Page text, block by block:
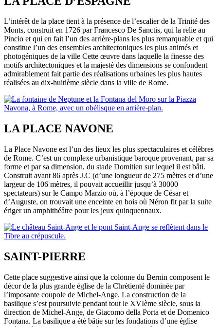
L’intérêt de la place tient à la présence de l’escalier de la Trinité des
Monts, construit en 1726 par Francesco De Sanctis, qui la relie au
Pincio et qui en fait l’un des arrière-plans les plus remarquable et qui
constitue l’un des ensembles architectoniques les plus animés et
photogéniques de la ville Cette œuvre dans laquelle la finesse des
motifs architectoniques et la majesté des dimensions se confondent
admirablement fait partie des réalisations urbaines les plus hautes
réalisées au dix-huitième siècle dans la ville de Rome.
LA PLACE NAVONE
La Place Navone est l’un des lieux les plus spectaculaires et célèbres
de Rome. C’est un complexe urbanistique baroque provenant, par sa
forme et par sa dimension, du stade Domitien sur lequel il est bâti.
Construit avant 86 après J.C (d’une longueur de 275 mètres et d’une
largeur de 106 mètres, il pouvait accueillir jusqu’à 30000
spectateurs) sur le Campo Marzio où, à l’époque de César et
d’Auguste, on trouvait une enceinte en bois où Néron fit par la suite
ériger un amphithéâtre pour les jeux quinquennaux.
SAINT-PIERRE
Cette place suggestive ainsi que la colonne du Bernin composent le
décor de la plus grande église de la Chrétienté dominée par
l’imposante coupole de Michel-Ange. La construction de la
basilique s’est poursuivie pendant tout le XVIème siècle, sous la
direction de Michel-Ange, de Giacomo della Porta et de Domenico
Fontana. La basilique a été bâtie sur les fondations d’une église